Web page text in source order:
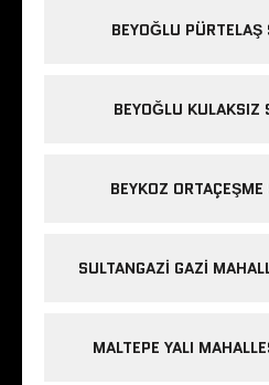
BEYOĞLU
BEYOĞLU KULAKSIZ
BEYKOZ
SULTANGAZI GAZI
MALTEPE YALI